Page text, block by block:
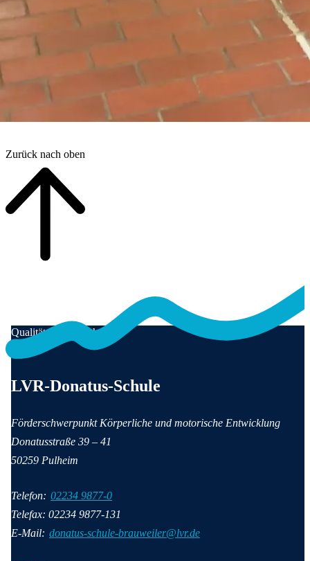
Zurück nach oben
Qualität für Menschen
LVR-Donatus-Schule
Förderschwerpunkt Körperliche und motorische Entwicklung
Donatusstraße 39 – 41
50259 Pulheim
Telefon: 02234 9877-0
Telefax: 02234 9877-131
E-Mail: donatus-schule-brauweiler@lvr.de